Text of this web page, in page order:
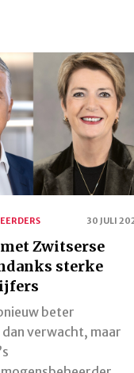
30 JULI
Zwitserse
sterke
beter
verwacht, maar